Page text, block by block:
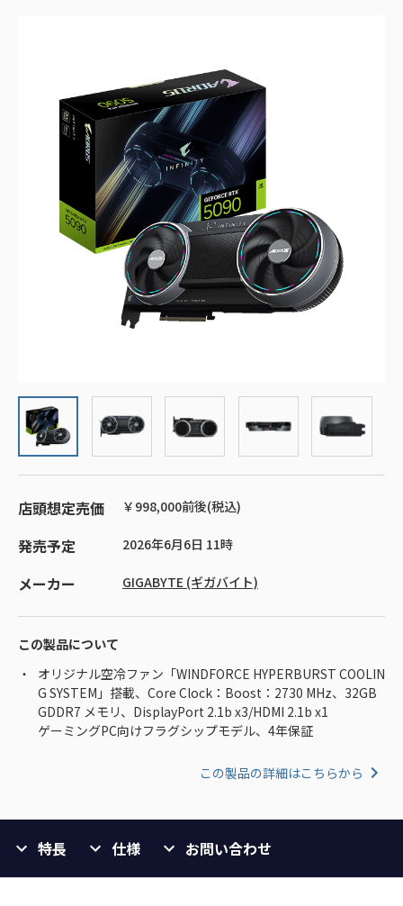
店頭想定売価 ￥998,000前後(税込)
発売予定 2026年6月6日 11時
メーカー GIGABYTE (ギガバイト)
この製品について
オリジナル空冷ファン「WINDFORCE HYPERBURST COOLIN
G SYSTEM」搭載、Core Clock：Boost：2730 MHz、32GB
GDDR7 メモリ、DisplayPort 2.1b x3/HDMI 2.1b x1
ゲーミングPC向けフラグシップモデル、4年保証
この製品の詳細はこちらから
特長 仕様 お問い合わせ